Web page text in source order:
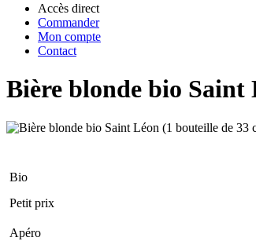
Accès direct
Commander
Mon compte
Contact
Bière blonde bio Saint
Bio
Petit prix
Apéro